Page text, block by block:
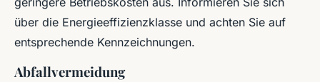
über die Energieeffizienzklasse und achten Sie auf
entsprechende Kennzeichnungen.
Abfallvermeidung